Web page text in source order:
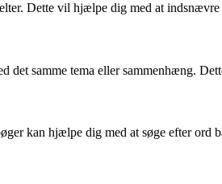
Dette vil hjælpe dig med at
samme tema eller sammenhæng.
kan hjælpe dig med at søge efter ord